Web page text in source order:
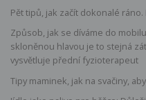
Pět tipů, jak začít dokonalé
Způsob, jak se díváme do
skloněnou hlavou je to stejná
vysvětluje přední fyzioterapeut
Tipy maminek, jak na svačiny,